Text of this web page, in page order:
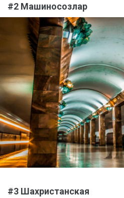
#2 Машиносозлар
#3 Шахристанская